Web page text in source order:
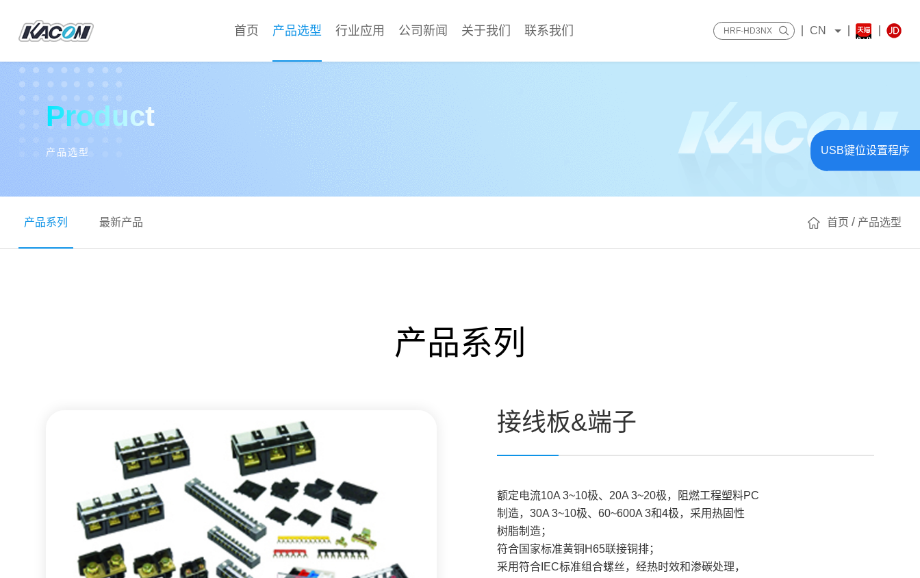
首页 产品选型 行业应用 公司新闻 关于我们 联系我们 CN
Product
产品选型
产品系列 最新产品 首页 / 产品选型
产品系列
接线板&端子
额定电流10A 3~10极、20A 3~20极，阻燃工程塑料PC
制造，30A 3~10极、60~600A 3和4极，采用热固性
树脂制造；
符合国家标准黄铜H65联接铜排；
采用符合IEC标准组合螺丝，经热时效和渗碳处理，
USB键位设置程序